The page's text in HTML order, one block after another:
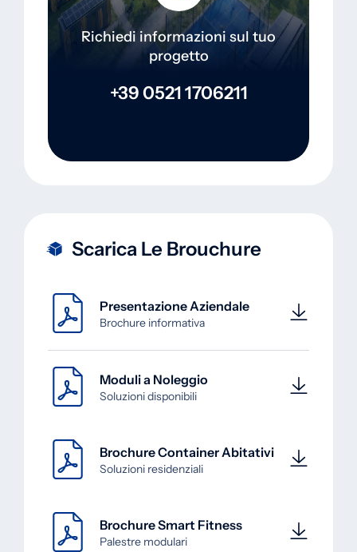
Richiedi informazioni sul tuo
progetto
+39 0521 1706211
Scarica Le Brouchure
Presentazione Aziendale
Brochure informativa
Moduli a Noleggio
Soluzioni disponibili
Brochure Container Abitativi
Soluzioni residenziali
Brochure Smart Fitness
Palestre modulari